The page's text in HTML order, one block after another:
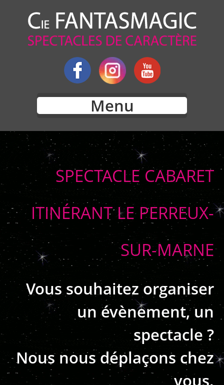
Menu
SPECTACLE CABARET
ITINÉRANT LE PERREUX-
SUR-MARNE
Vous souhaitez organiser
un évènement, un
spectacle ?
Nous nous déplaçons chez
vous.